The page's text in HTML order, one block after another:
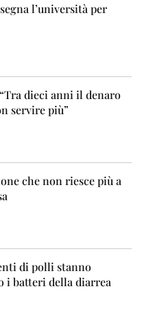
l’università per
dieci anni il denaro
servire più”
che non riesce più a
di polli stanno
i batteri della diarrea